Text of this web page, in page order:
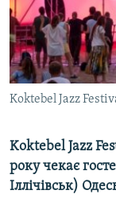
ВІДЕОУРОКИ
СВІДЧЕННЯ
УКРАЇНСЬКА
ІНФОГРАФІКА
Русский
Qırımtatar
ДОЛУЧАЙСЯ!
Усі сайти
Koktebel Jazz
Koktebel Jazz
року чекає
Іллічівськ)